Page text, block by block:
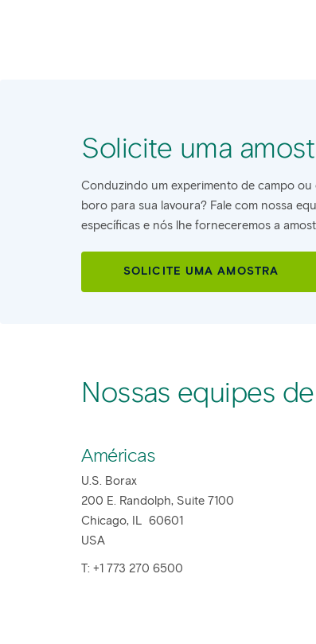
Solicite uma
Conduzindo um experimento de campo
boro para sua lavoura? Fale com nossa
específicas e nós lhe forneceremos a
SOLICITE UMA AMOSTRA
Nossas equipes
Américas
U.S. Borax
200 E. Randolph, Suite 7100
Chicago, IL 60601
USA
T: +1 773 270 6500